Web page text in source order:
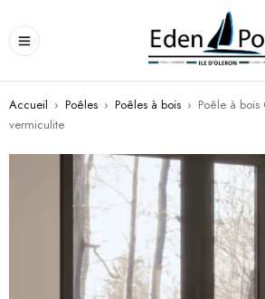
Accueil › Poêles › Poêles à bois › Poêle à bois
vermiculite